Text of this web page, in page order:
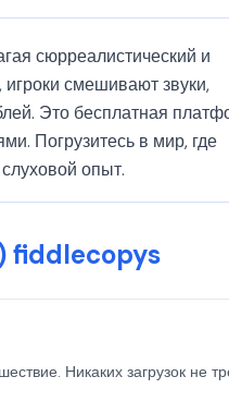
сюрреалистический и
смешивают звуки,
Это бесплатная
Погрузитесь в мир, где
опыт.
fiddlecopys
Никаких загрузок не